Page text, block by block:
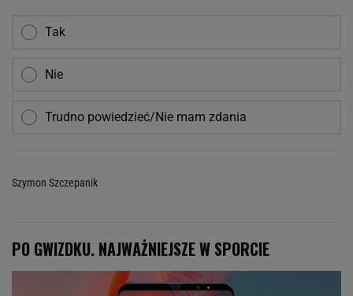
Tak
Nie
Trudno powiedzieć/Nie mam zdania
Szymon Szczepanik